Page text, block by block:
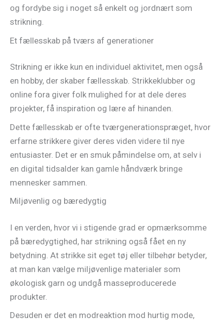
og fordybe sig i noget så enkelt og jordnært som
strikning.
Et fællesskab på tværs af generationer
Strikning er ikke kun en individuel aktivitet, men også
en hobby, der skaber fællesskab. Strikkeklubber og
online fora giver folk mulighed for at dele deres
projekter, få inspiration og lære af hinanden.
Dette fællesskab er ofte tværgenerationspræget, hvor
erfarne strikkere giver deres viden videre til nye
entusiaster. Det er en smuk påmindelse om, at selv i
en digital tidsalder kan gamle håndværk bringe
mennesker sammen.
Miljøvenlig og bæredygtig
I en verden, hvor vi i stigende grad er opmærksomme
på bæredygtighed, har strikning også fået en ny
betydning. At strikke sit eget tøj eller tilbehør betyder,
at man kan vælge miljøvenlige materialer som
økologisk garn og undgå masseproducerede
produkter.
Desuden er det en modreaktion mod hurtig mode,